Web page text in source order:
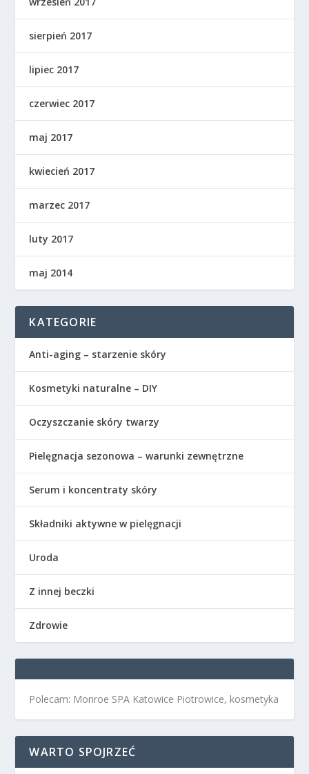
sierpień 2017
lipiec 2017
czerwiec 2017
maj 2017
kwiecień 2017
marzec 2017
luty 2017
maj 2014
KATEGORIE
Anti-aging – starzenie skóry
Kosmetyki naturalne – DIY
Oczyszczanie skóry twarzy
Pielęgnacja sezonowa – warunki zewnętrzne
Serum i koncentraty skóry
Składniki aktywne w pielęgnacji
Uroda
Z innej beczki
Zdrowie
Polecam: Monroe SPA Katowice Piotrowice, kosmetyka
WARTO SPOJRZEĆ